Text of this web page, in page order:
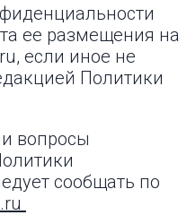
ее размещения на
если иное не
Политики
вопросы
сообщать по